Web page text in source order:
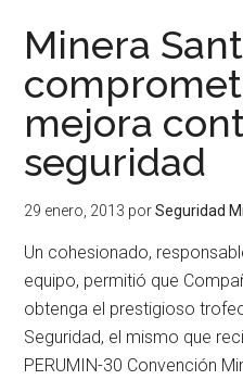
Minera
mejora
seguridad
29 enero, 2013 porSeguridad
Un cohesionado,
equipo, permitió que
obtenga el prestigioso
Seguridad, el mismo que
PERUMIN-30 Convención